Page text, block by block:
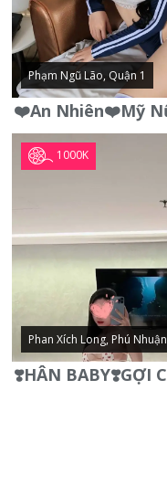
Phạm Ngũ Lão, Quận 1
1000K
Phan Xích Long, Phú Nhuận